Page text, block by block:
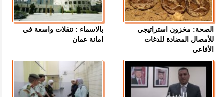
الصحة: مخزون استراتيجي
للأمصال المضادة للدغات
الأفاعي
بالاسماء : تنقلات واسعة في
امانة عمان